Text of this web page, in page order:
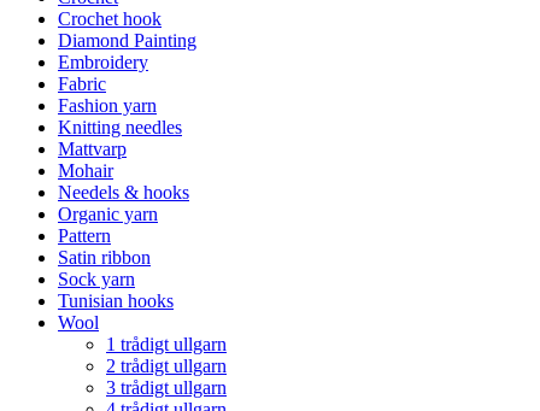
Crochet hook
Diamond Painting
Embroidery
Fabric
Fashion yarn
Knitting needles
Mattvarp
Mohair
Needels & hooks
Organic yarn
Pattern
Satin ribbon
Sock yarn
Tunisian hooks
Wool
1 trådigt ullgarn
2 trådigt ullgarn
3 trådigt ullgarn